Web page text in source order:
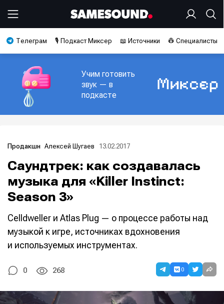
Телеграм 🎙️ Подкаст Миксер 📖 Источники 👷 Специалисты
Учим готовить
звук — в
подкасте
Продакшн Алексей Шугаев 13.02.2017
Саундтрек: как создавалась
музыка для «Killer Instinct:
Season 3»
Celldweller и Atlas Plug — о процессе работы над
музыкой к игре, источниках вдохновения
и используемых инструментах.
0 268 0